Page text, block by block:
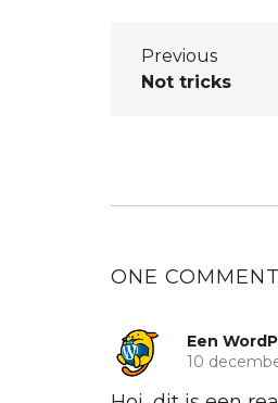
Bericht
navigatie
Previous
Previous
Not tricks
ONE COMMENT
Een
10